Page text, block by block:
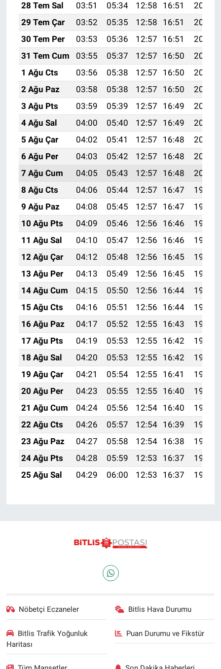
28 Tem Sal
03:51 05:34 12:58 16:51
20:11
29 Tem Çar
03:52 05:35 12:58 16:51
20:10
30 Tem Per
03:53 05:36 12:57 16:51
20:09
31 Tem Cum
03:55 05:37 12:57 16:50
20:08
1 Ağu Cts
03:56 05:38 12:57 16:50
20:07
2 Ağu Paz
03:58 05:38 12:57 16:50
20:06
3 Ağu Pts
03:59 05:39 12:57 16:49
20:05
4 Ağu Sal
04:00 05:40 12:57 16:49
20:04
5 Ağu Çar
04:02 05:41 12:57 16:48
20:03
6 Ağu Per
04:03 05:42 12:57 16:48
20:02
7 Ağu Cum
04:05 05:43 12:57 16:48
20:01
8 Ağu Cts
04:06 05:44 12:57 16:47
19:59
9 Ağu Paz
04:08 05:45 12:57 16:47
19:58
10 Ağu Pts
04:09 05:46 12:56 16:46
19:57
11 Ağu Sal
04:10 05:47 12:56 16:46
19:56
12 Ağu Çar
04:12 05:48 12:56 16:45
19:55
13 Ağu Per
04:13 05:49 12:56 16:45
19:53
14 Ağu Cum
04:15 05:50 12:56 16:44
19:52
15 Ağu Cts
04:16 05:51 12:56 16:44
19:51
16 Ağu Paz
04:17 05:52 12:55 16:43
19:49
17 Ağu Pts
04:19 05:53 12:55 16:42
19:48
18 Ağu Sal
04:20 05:53 12:55 16:42
19:47
19 Ağu Çar
04:21 05:54 12:55 16:41
19:45
20 Ağu Per
04:23 05:55 12:55 16:40
19:44
21 Ağu Cum
04:24 05:56 12:54 16:40
19:42
22 Ağu Cts
04:26 05:57 12:54 16:39
19:41
23 Ağu Paz
04:27 05:58 12:54 16:38
19:39
24 Ağu Pts
04:28 05:59 12:53 16:37
19:38
25 Ağu Sal
04:29 06:00 12:53 16:37 19:36
Nöbetçi Eczaneler Bitlis Hava Durumu
Bitlis Trafik Yoğunluk
Haritası
Puan Durumu ve Fikstür